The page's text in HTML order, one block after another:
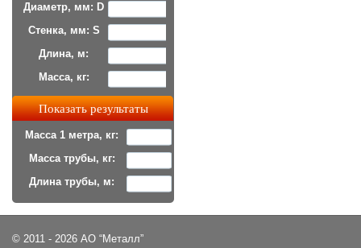
Диаметр, мм: D
Стенка, мм: S
Длина, м:
Масса, кг:
Масса 1 метра, кг:
Масса трубы, кг:
Длина трубы, м:
© 2011 - 2026 АО “Металл”